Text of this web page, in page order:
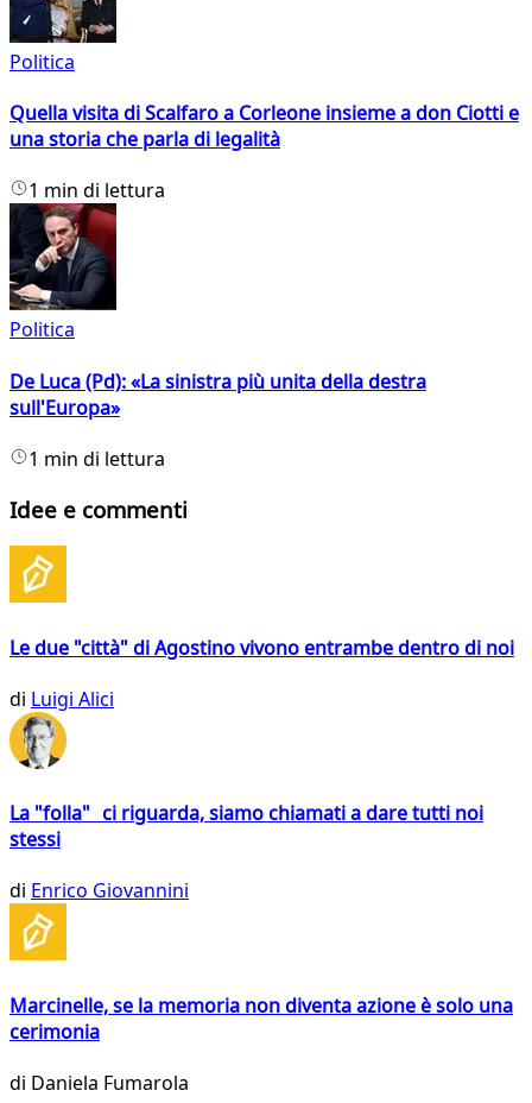
Politica
Quella visita di Scalfaro a Corleone insieme a don Ciotti e
una storia che parla di legalità
1 min di lettura
Politica
De Luca (Pd): «La sinistra più unita della destra
sull'Europa»
1 min di lettura
Idee e commenti
Le due "città" di Agostino vivono entrambe dentro di noi
di Luigi Alici
La "folla" ci riguarda, siamo chiamati a dare tutti noi
stessi
di Enrico Giovannini
Marcinelle, se la memoria non diventa azione è solo una
cerimonia
di Daniela Fumarola